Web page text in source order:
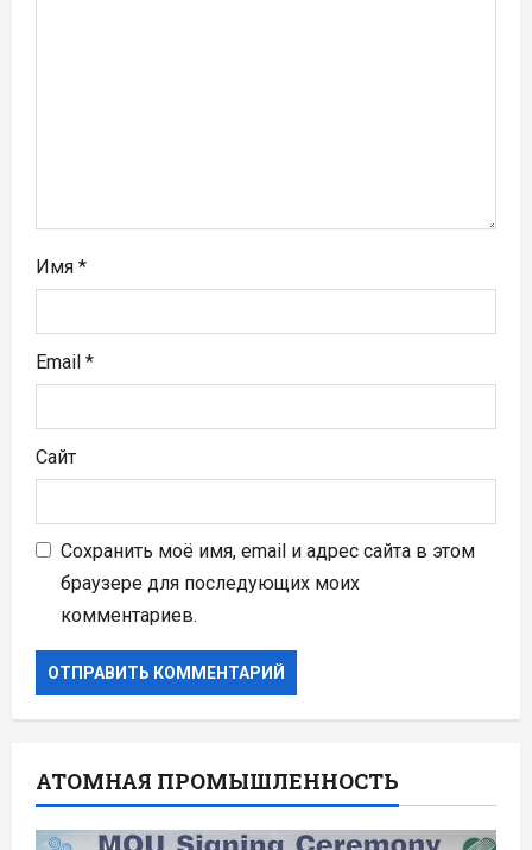
я
м
Имя *
Email *
Сайт
Сохранить моё имя, email и адрес сайта в этом
браузере для последующих моих
комментариев.
АТОМНАЯ ПРОМЫШЛЕННОСТЬ